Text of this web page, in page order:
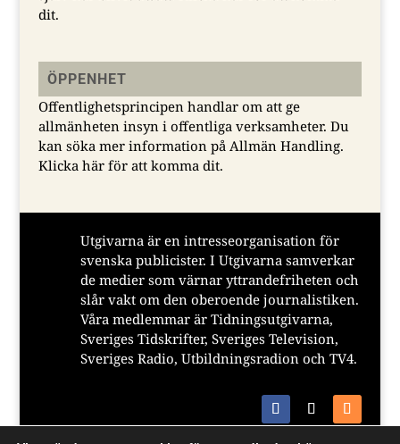
dit.
ÖPPENHET
Offentlighetsprincipen handlar om att ge
allmänheten insyn i offentliga verksamheter. Du
kan söka mer information på Allmän Handling.
Klicka här för att komma dit.
Utgivarna är en intresseorganisation för
svenska publicister. I Utgivarna samverkar
de medier som värnar yttrandefriheten och
slår vakt om den oberoende journalistiken.
Våra medlemmar är Tidningsutgivarna,
Sveriges Tidskrifter, Sveriges Television,
Sveriges Radio, Utbildningsradion och TV4.